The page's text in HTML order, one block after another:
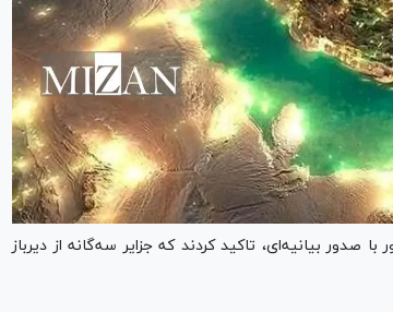
صدور بیانیه‌ای، تاکید کردند که جزایر سه‌گانه از دیرباز